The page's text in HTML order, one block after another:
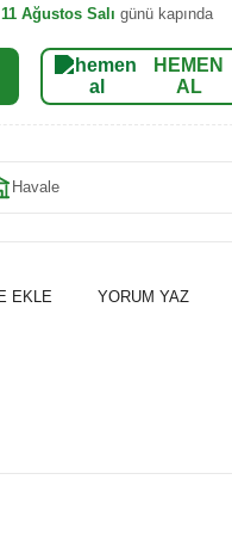
11 Ağustos Salı günü kapında
HEMEN
AL
Havale
YORUM YAZ